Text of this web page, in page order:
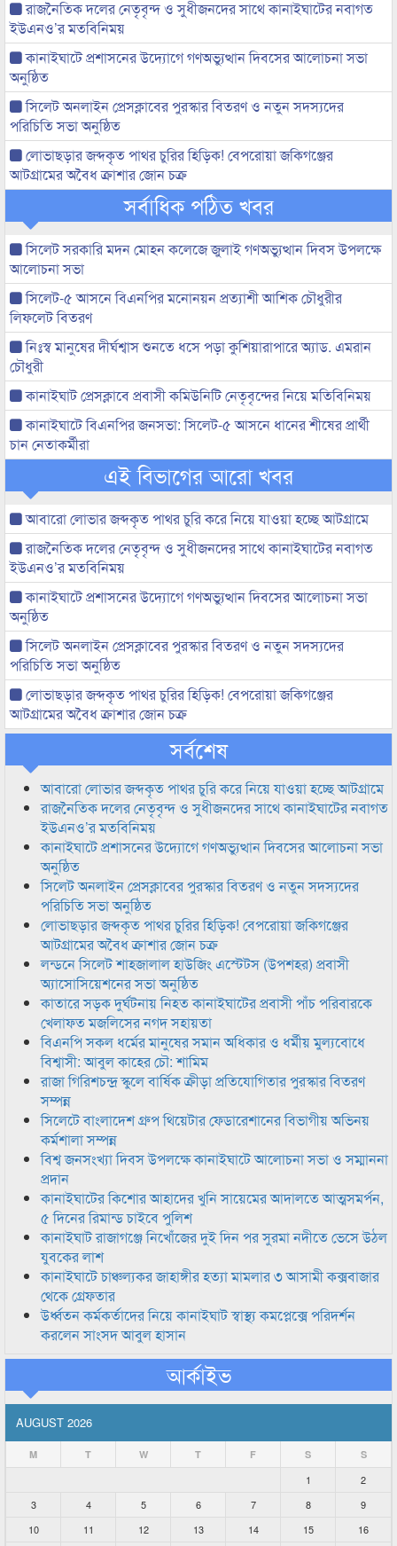
রাজনৈতিক দলের নেতৃবৃন্দ ও সুধীজনদের সাথে কানাইঘাটের নবাগত
ইউএনও’র মতবিনিময়
কানাইঘাটে প্রশাসনের উদ্যোগে গণঅভ্যুত্থান দিবসের আলোচনা সভা
অনুষ্ঠিত
সিলেট অনলাইন প্রেসক্লাবের পুরস্কার বিতরণ ও নতুন সদস্যদের
পরিচিতি সভা অনুষ্ঠিত
লোভাছড়ার জব্দকৃত পাথর চুরির হিড়িক! বেপরোয়া জকিগঞ্জের
আটগ্রামের অবৈধ ক্রাশার জোন চক্র
সর্বাধিক পঠিত খবর
সিলেট সরকারি মদন মোহন কলেজে জুলাই গণঅভ্যুত্থান দিবস উপলক্ষে
আলোচনা সভা
সিলেট-৫ আসনে বিএনপির মনোনয়ন প্রত্যাশী আশিক চৌধুরীর
লিফলেট বিতরণ
নিঃস্ব মানুষের দীর্ঘশ্বাস শুনতে ধসে পড়া কুশিয়ারাপারে অ্যাড. এমরান
চৌধুরী
কানাইঘাট প্রেসক্লাবে প্রবাসী কমিউনিটি নেতৃবৃন্দের নিয়ে মতিবিনিময়
কানাইঘাটে বিএনপির জনসভা: সিলেট-৫ আসনে ধানের শীষের প্রার্থী
চান নেতাকর্মীরা
এই বিভাগের আরো খবর
আবারো লোভার জব্দকৃত পাথর চুরি করে নিয়ে যাওয়া হচ্ছে আটগ্রামে
রাজনৈতিক দলের নেতৃবৃন্দ ও সুধীজনদের সাথে কানাইঘাটের নবাগত
ইউএনও’র মতবিনিময়
কানাইঘাটে প্রশাসনের উদ্যোগে গণঅভ্যুত্থান দিবসের আলোচনা সভা
অনুষ্ঠিত
সিলেট অনলাইন প্রেসক্লাবের পুরস্কার বিতরণ ও নতুন সদস্যদের
পরিচিতি সভা অনুষ্ঠিত
লোভাছড়ার জব্দকৃত পাথর চুরির হিড়িক! বেপরোয়া জকিগঞ্জের
আটগ্রামের অবৈধ ক্রাশার জোন চক্র
সর্বশেষ
আবারো লোভার জব্দকৃত পাথর চুরি করে নিয়ে যাওয়া হচ্ছে আটগ্রামে
রাজনৈতিক দলের নেতৃবৃন্দ ও সুধীজনদের সাথে কানাইঘাটের নবাগত
ইউএনও’র মতবিনিময়
কানাইঘাটে প্রশাসনের উদ্যোগে গণঅভ্যুত্থান দিবসের আলোচনা সভা
অনুষ্ঠিত
সিলেট অনলাইন প্রেসক্লাবের পুরস্কার বিতরণ ও নতুন সদস্যদের
পরিচিতি সভা অনুষ্ঠিত
লোভাছড়ার জব্দকৃত পাথর চুরির হিড়িক! বেপরোয়া জকিগঞ্জের
আটগ্রামের অবৈধ ক্রাশার জোন চক্র
লন্ডনে সিলেট শাহজালাল হাউজিং এস্টেটস (উপশহর) প্রবাসী
অ্যাসোসিয়েশনের সভা অনুষ্ঠিত
কাতারে সড়ক দুর্ঘটনায় নিহত কানাইঘাটের প্রবাসী পাঁচ পরিবারকে
খেলাফত মজলিসের নগদ সহায়তা
বিএনপি সকল ধর্মের মানুষের সমান অধিকার ও ধর্মীয় মুল্যবোধে
বিশ্বাসী: আবুল কাহের চৌ: শামিম
রাজা গিরিশচন্দ্র স্কুলে বার্ষিক ক্রীড়া প্রতিযোগিতার পুরস্কার বিতরণ
সম্পন্ন
সিলেটে বাংলাদেশ গ্রুপ থিয়েটার ফেডারেশানের বিভাগীয় অভিনয়
কর্মশালা সম্পন্ন
বিশ্ব জনসংখ্যা দিবস উপলক্ষে কানাইঘাটে আলোচনা সভা ও সম্মাননা
প্রদান
কানাইঘাটের কিশোর আহাদের খুনি সায়েমের আদালতে আত্মসমর্পন,
৫ দিনের রিমান্ড চাইবে পুলিশ
কানাইঘাট রাজাগঞ্জে নিখোঁজের দুই দিন পর সুরমা নদীতে ভেসে উঠল
যুবকের লাশ
কানাইঘাটে চাঞ্চল্যকর জাহাঙ্গীর হত্যা মামলার ৩ আসামী কক্সবাজার
থেকে গ্রেফতার
উর্ধ্বতন কর্মকর্তাদের নিয়ে কানাইঘাট স্বাস্থ্য কমপ্লেক্সে পরিদর্শন
করলেন সাংসদ আবুল হাসান
আর্কাইভ
AUGUST 2026
M T W T F S S
1
2
3
4 5 6 7 8
9
10
11 12 13 14 15 16